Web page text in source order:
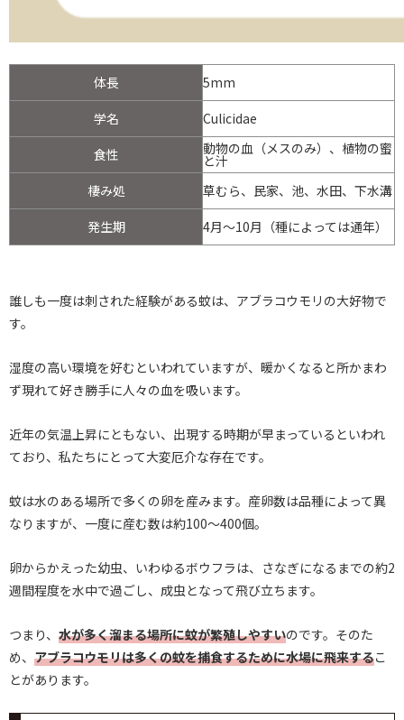
体長
5mm
学名
Culicidae
食性
動物の血（メスのみ）、植物の蜜
と汁
棲み処
草むら、民家、池、水田、下水溝
発生期
4月～10月（種によっては通年）
誰しも一度は刺された経験がある蚊は、アブラコウモリの大好物で
す。
湿度の高い環境を好むといわれていますが、暖かくなると所かまわ
ず現れて好き勝手に人々の血を吸います。
近年の気温上昇にともない、出現する時期が早まっているといわれ
ており、私たちにとって大変厄介な存在です。
蚊は水のある場所で多くの卵を産みます。産卵数は品種によって異
なりますが、一度に産む数は約100～400個。
卵からかえった幼虫、いわゆるボウフラは、さなぎになるまでの約2
週間程度を水中で過ごし、成虫となって飛び立ちます。
つまり、 水が多く溜まる場所に蚊が繁殖しやすいのです。そのた
め、 アブラコウモリは多くの蚊を捕食するために水場に飛来するこ
とがあります。